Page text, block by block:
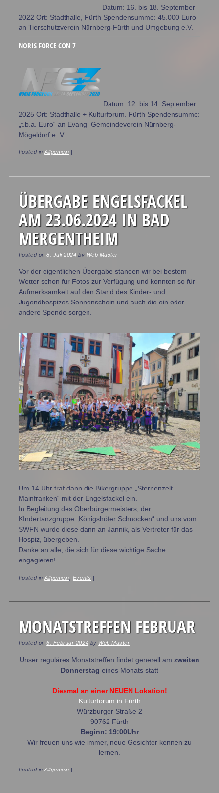
Datum: 16. bis 18. September
2022 Ort: Stadthalle, Fürth Spendensumme: 45.000 Euro
an Tierschutzverein Nürnberg-Fürth und Umgebung e.V.
NORIS FORCE CON 7
Datum: 12. bis 14. September
2025 Ort: Stadthalle + Kulturforum, Fürth Spendensumme:
„t.b.a. Euro“ an Evang. Gemeindeverein Nürnberg-
Mögeldorf e. V.
Posted inAllgemein
ÜBERGABE ENGELSFACKEL
AM 23.06.2024 IN BAD
MERGENTHEIM
Posted on8. Juli 2024 by Web Master
Vor der eigentlichen Übergabe standen wir bei bestem
Wetter schon für Fotos zur Verfügung und konnten so für
Aufmerksamkeit auf den Stand des Kinder- und
Jugendhospizes Sonnenschein und auch die ein oder
andere Spende sorgen.
Um 14 Uhr traf dann die Bikergruppe „Sternenzelt
Mainfranken“ mit der Engelsfackel ein.
In Begleitung des Oberbürgermeisters, der
KIndertanzgruppe „Königshöfer Schnocken“ und uns vom
SWFN wurde diese dann an Jannik, als Vertreter für das
Hospiz, übergeben.
Danke an alle, die sich für diese wichtige Sache
engagieren!
Posted inAllgemein Events |
MONATSTREFFEN FEBRUAR
Posted on6. Februar 2024 by Web Master
Unser reguläres Monatstreffen findet generell am zweiten
Donnerstag eines Monats statt
Diesmal an einer NEUEN Lokation!
Kulturforum in Fürth
Würzburger Straße 2
90762 Fürth
Beginn: 19:00Uhr
Wir freuen uns wie immer, neue Gesichter kennen zu
lernen.
Posted inAllgemein